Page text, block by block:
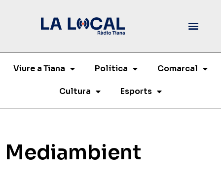
Viure a Tiana Política Comarcal
Cultura Esports
Mediambient